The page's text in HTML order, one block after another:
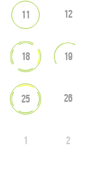
11 12
18 19
25 26
1 2